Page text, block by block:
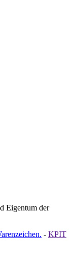
Eigentum der
- KPIT